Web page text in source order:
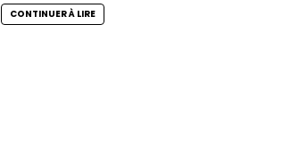
CONTINUER À LIRE